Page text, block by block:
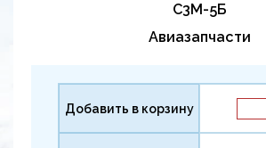
С3М-5Б
Авиазапчасти
Добавить в корзину